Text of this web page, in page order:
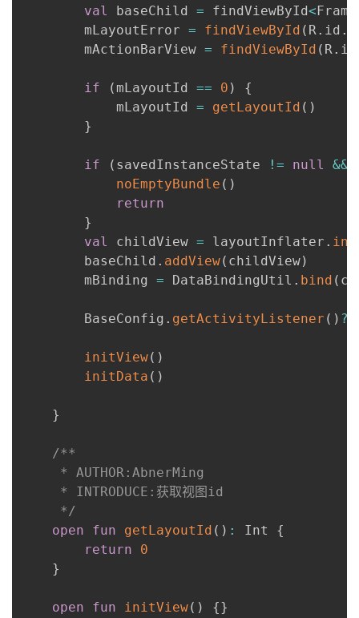
val baseChild = findViewById<
        mLayoutError
= findViewById ( R. id .
        mActionBarView
= findViewById ( R. id
if ( mLayoutId == 0 )
{
            mLayoutId
= getLayoutId ( )
}
if ( savedInstanceState != null &&
noEmptyBundle ( )
return
}
val
childView = layoutInflater .
        baseChild
. addView( childView)
        mBinding
= DataBindingUtil . bind (
        BaseConfig
. getActivityListener ( ) ?
initView( )
initData ( )
}
/**
     * AUTHOR:AbnerMing
     * INTRODUCE:获取视图id
     */
open
fun getLayoutId ( ) : Int {
return
0
}
open fun initView( ) {}